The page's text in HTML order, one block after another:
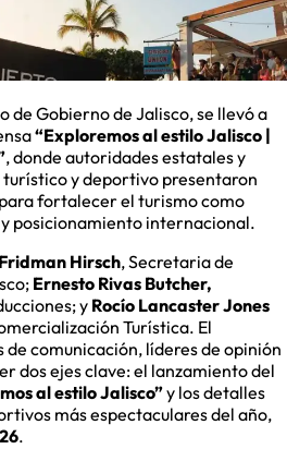
de Gobierno de Jalisco, se llevó a
“Exploremos al estilo Jalisco |
, donde autoridades estatales y
y deportivo presentaron
fortalecer el turismo como
posicionamiento internacional.
Hirsch, Secretaria de
Ernesto Rivas Butcher,
y Rocío Lancaster Jones
Turística. El
comunicación, líderes de opinión
dos ejes clave: el lanzamiento del
al estilo Jalisco”y los detalles
más espectaculares del año,
.